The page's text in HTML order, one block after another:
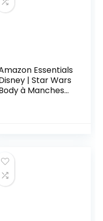
Essentials
| Star Wars
à Manches